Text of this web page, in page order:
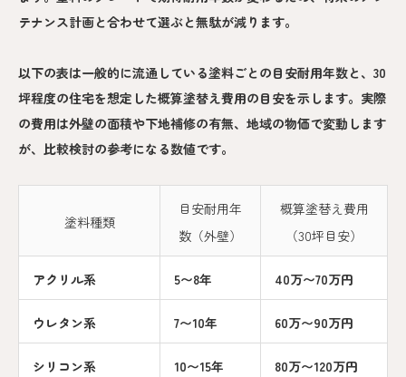
テナンス計画と合わせて選ぶと無駄が減ります。
以下の表は一般的に流通している塗料ごとの目安耐用年数と、30
坪程度の住宅を想定した概算塗替え費用の目安を示します。実際
の費用は外壁の面積や下地補修の有無、地域の物価で変動します
が、比較検討の参考になる数値です。
塗料種類
目安耐用年
数（外壁）
概算塗替え費用
（30坪目安）
アクリル系 5〜8年 40万〜70万円
ウレタン系 7〜10年 60万〜90万円
シリコン系 10〜15年 80万〜120万円